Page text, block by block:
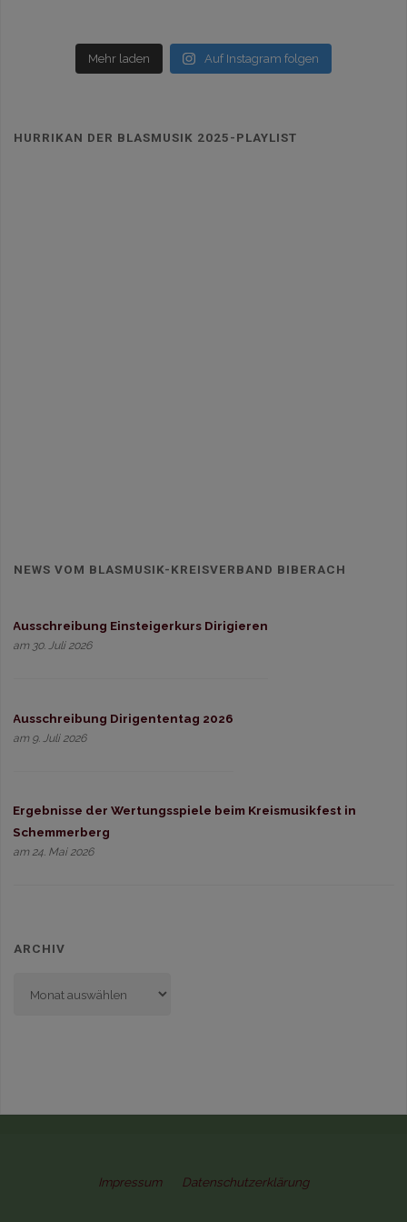
Mehr laden Auf Instagram folgen
HURRIKAN DER BLASMUSIK 2025-PLAYLIST
NEWS VOM BLASMUSIK-KREISVERBAND BIBERACH
Ausschreibung Einsteigerkurs Dirigieren
am 30. Juli 2026
Ausschreibung Dirigententag 2026
am 9. Juli 2026
Ergebnisse der Wertungsspiele beim Kreismusikfest in
Schemmerberg
am 24. Mai 2026
ARCHIV
Impressum Datenschutzerklärung